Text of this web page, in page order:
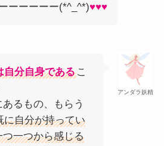
ーーーーー(*^_^*)♥♥♥
アンダラ妖精
自分自身であるこ
あるもの、もらう
に自分が持ってい
一つから感じる